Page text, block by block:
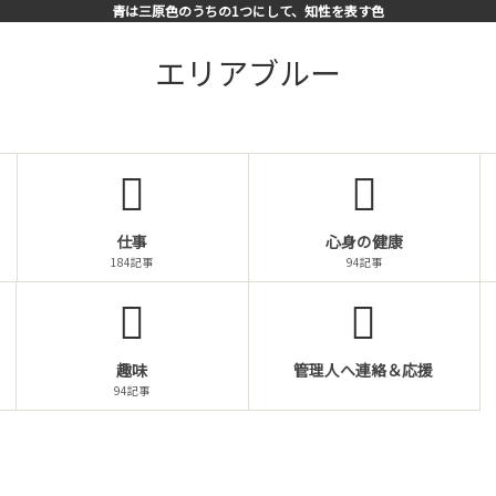
青は三原色のうちの1つにして、知性を表す色
エリアブルー
仕事
184記事
心身の健康
94記事
趣味
94記事
管理人へ連絡＆応援